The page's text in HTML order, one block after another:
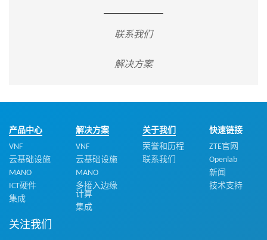
联系我们
解决方案
产品中心
VNF
云基础设施
MANO
ICT硬件
集成
解决方案
VNF
云基础设施
MANO
多接入边缘
计算
集成
关于我们
荣誉和历程
联系我们
快速链接
ZTE官网
Openlab
新闻
技术支持
关注我们